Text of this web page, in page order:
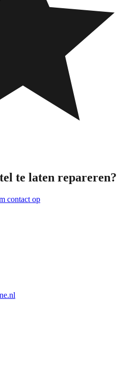
te laten repareren?
contact op